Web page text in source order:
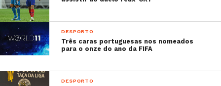
DESPORTO
Três caras portuguesas nos nomeados
para o onze do ano da FIFA
DESPORTO